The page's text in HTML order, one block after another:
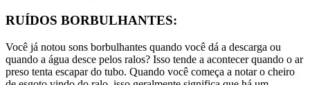
RUÍDOS BORBULHANTES:
Você já notou sons borbulhantes quando você dá a descarga ou
quando a água desce pelos ralos? Isso tende a acontecer quando o ar
preso tenta escapar do tubo. Quando você começa a notar o cheiro